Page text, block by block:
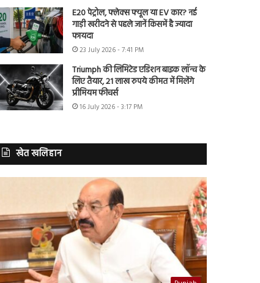
E20 पेट्रोल, फ्लेक्स फ्यूल या EV कार? नई
गाड़ी खरीदने से पहले जानें किसमें है ज्यादा
फायदा
23 July 2026 - 7:41 PM
Triumph की लिमिटेड एडिशन बाइक लॉन्च के
लिए तैयार, 21 लाख रुपये कीमत में मिलेंगे
प्रीमियम फीचर्स
16 July 2026 - 3:17 PM
खेत खलिहान